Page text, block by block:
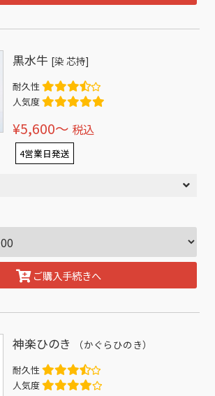
黒水牛 [染 芯持]
耐久性
人気度
¥5,600〜 税込
4営業日発送
ご購入手続きへ
神楽ひのき （かぐらひのき）
耐久性
人気度